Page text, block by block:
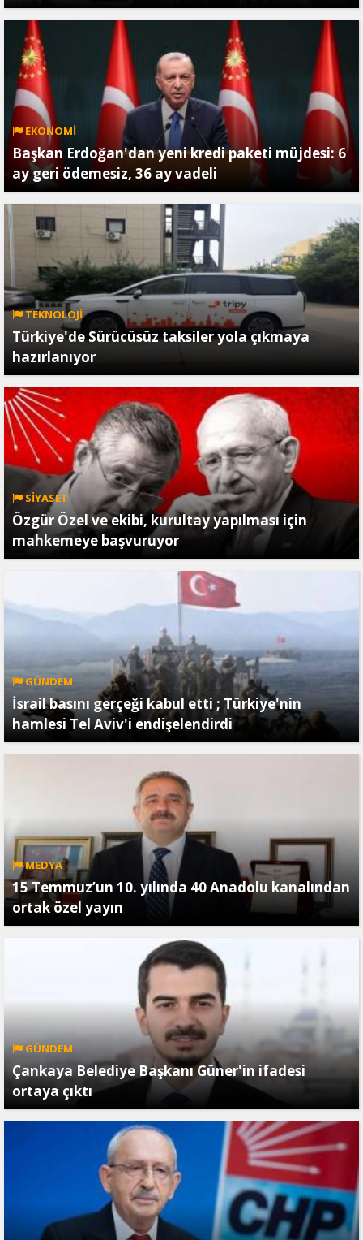
EKONOMİ
Başkan Erdoğan'dan yeni kredi paketi müjdesi: 6
ay geri ödemesiz, 36 ay vadeli
TEKNOLOJİ
Türkiye'de Sürücüsüz taksiler yola çıkmaya
hazırlanıyor
SİYASET
Özgür Özel ve ekibi, kurultay yapılması için
mahkemeye başvuruyor
GÜNDEM
İsrail basını gerçeği kabul etti ; Türkiye'nin
hamlesi Tel Aviv'i endişelendirdi
MEDYA
15 Temmuz’un 10. yılında 40 Anadolu kanalından
ortak özel yayın
GÜNDEM
Çankaya Belediye Başkanı Güner'in ifadesi
ortaya çıktı